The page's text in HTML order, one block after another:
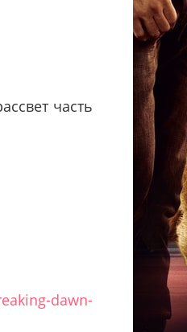
часть
dawn-